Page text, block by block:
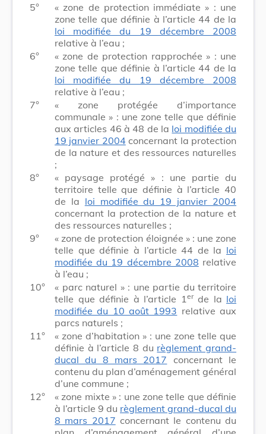
5°
« zone de protection immédiate » : une
zone telle que définie à l’article 44 de la
loi modifiée du 19 décembre 2008
relative à l’eau ;
6°
« zone de protection rapprochée » : une
zone telle que définie à l’article 44 de la
loi modifiée du 19 décembre 2008
relative à l’eau ;
7°
« zone protégée d’importance
communale » : une zone telle que définie
aux articles 46 à 48 de la loi modifiée du
19 janvier 2004 concernant la protection
de la nature et des ressources naturelles
;
8°
« paysage protégé » : une partie du
territoire telle que définie à l’article 40
de la loi modifiée du 19 janvier 2004
concernant la protection de la nature et
des ressources naturelles ;
9°
« zone de protection éloignée » : une zone
telle que définie à l’article 44 de la loi
modifiée du 19 décembre 2008 relative
à l’eau ;
10°
« parc naturel » : une partie du territoire
telle que définie à l’article 1 erde la loi
modifiée du 10 août 1993 relative aux
parcs naturels ;
11°
« zone d’habitation » : une zone telle que
définie à l’article 8 du règlement grand-
ducal du 8 mars 2017 concernant le
contenu du plan d’aménagement général
d’une commune ;
12°
« zone mixte » : une zone telle que définie
à l’article 9 du règlement grand-ducal du
8 mars 2017 concernant le contenu du